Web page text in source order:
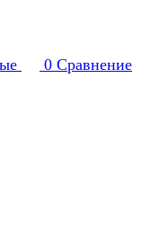
0 Сравнение